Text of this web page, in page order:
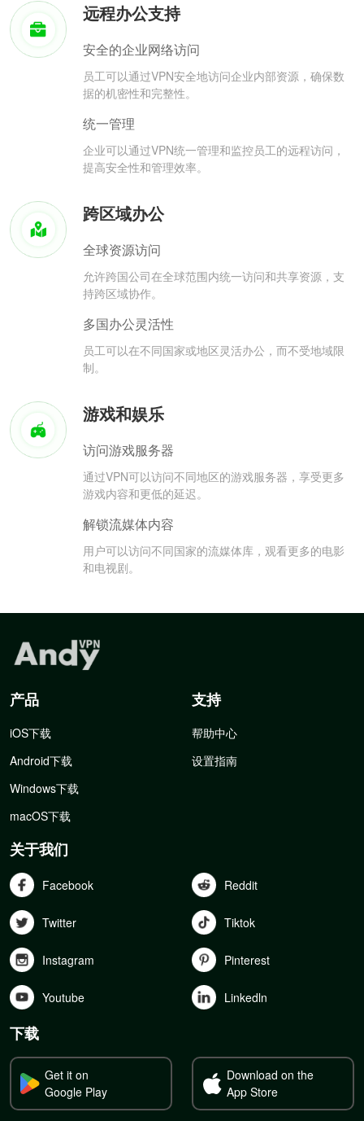
远程办公支持
安全的企业网络访问
员工可以通过VPN安全地访问企业内部资源，确保数
据的机密性和完整性。
统一管理
企业可以通过VPN统一管理和监控员工的远程访问，
提高安全性和管理效率。
跨区域办公
全球资源访问
允许跨国公司在全球范围内统一访问和共享资源，支
持跨区域协作。
多国办公灵活性
员工可以在不同国家或地区灵活办公，而不受地域限
制。
游戏和娱乐
访问游戏服务器
通过VPN可以访问不同地区的游戏服务器，享受更多
游戏内容和更低的延迟。
解锁流媒体内容
用户可以访问不同国家的流媒体库，观看更多的电影
和电视剧。
产品
iOS下载
Android下载
Windows下载
macOS下载
支持
帮助中心
设置指南
关于我们
Facebook Reddit
Twitter Tiktok
Instagram Pinterest
Youtube Linkedln
下载
Get it on
Google Play
Download on the
App Store